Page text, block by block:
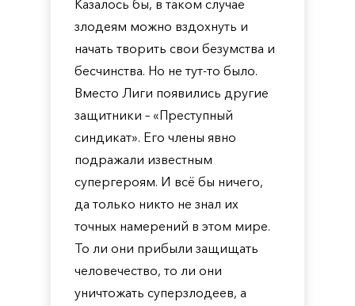
Казалось бы, в таком случае
злодеям можно вздохнуть и
начать творить свои безумства и
бесчинства. Но не тут-то было.
Вместо Лиги появились другие
защитники – «Преступный
синдикат». Его члены явно
подражали известным
супергероям. И всё бы ничего,
да только никто не знал их
точных намерений в этом мире.
То ли они прибыли защищать
человечество, то ли они
уничтожать суперзлодеев, а